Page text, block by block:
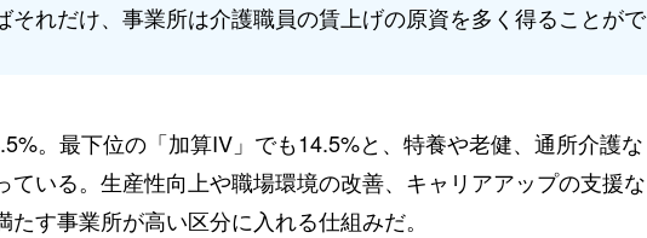
それだけ、事業所は介護職員の賃上げの原資を多く得ることがで
。最下位の「加算IV」でも14.5%と、特養や老健、通所介護な
ている。生産性向上や職場環境の改善、キャリアアップの支援な
す事業所が高い区分に入れる仕組みだ。